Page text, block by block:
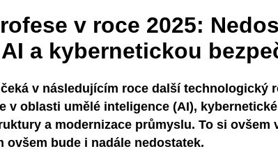
v roce 2025:
a kybernetickou
v následujícím roce další technologický
v oblasti umělé inteligence (AI),
a modernizace průmyslu. To si ovšem
ovšem bude i nadále nedostatek.